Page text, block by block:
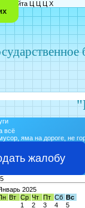
сайта Ц Ц Ц Х
всё
яма на дороге, не
жалобу
2025
Вт Ср Чт Пт Сб Вс
1
2 3 4
5